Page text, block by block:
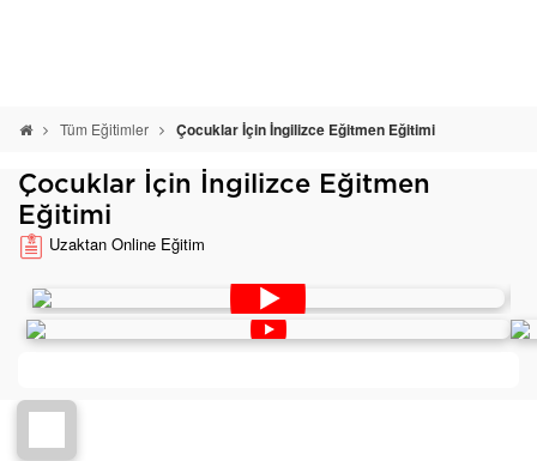
Tüm Eğitimler Çocuklar İçin İngilizce Eğitmen Eğitimi
Çocuklar İçin İngilizce Eğitmen
Eğitimi
Uzaktan Online Eğitim